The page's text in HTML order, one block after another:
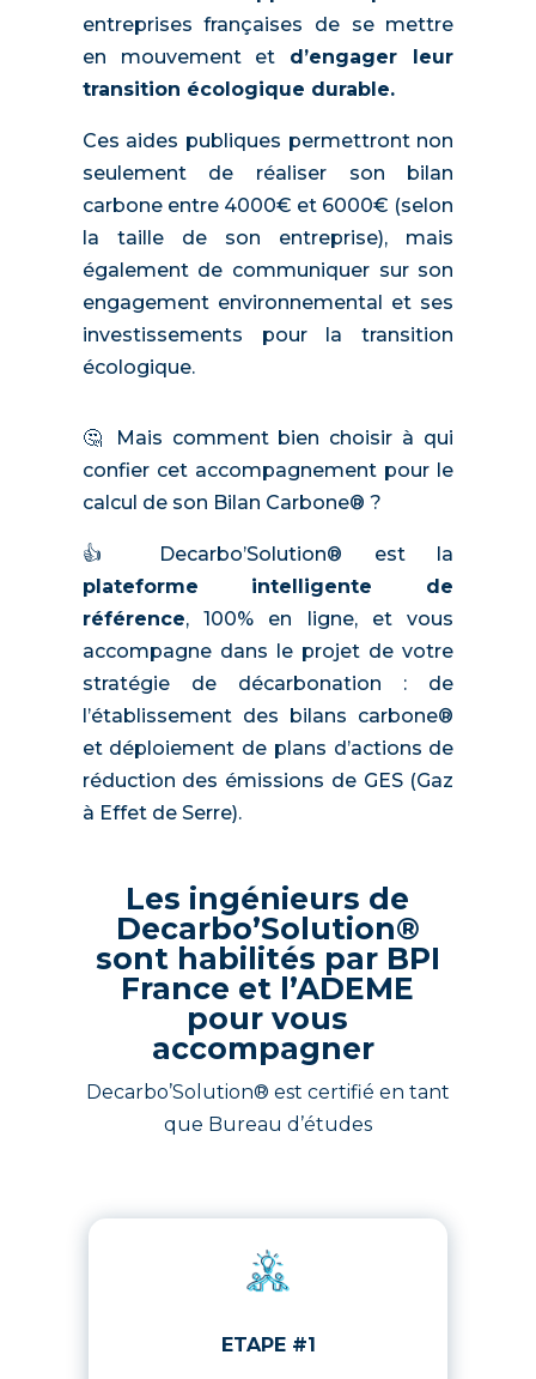
entreprises françaises de se mettre
en mouvement et d’engager leur
transition écologique durable.‍
Ces aides publiques permettront non
seulement de réaliser son bilan
carbone entre 4000€ et 6000€ (selon
la taille de son entreprise), mais
également de communiquer sur son
engagement environnemental et ses
investissements pour la transition
écologique.
🤔 Mais comment bien choisir à qui
confier cet accompagnement pour le
calcul de son Bilan Carbone® ?
👍 Decarbo’Solution® est la
plateforme intelligente de
référence, 100% en ligne, et vous
accompagne dans le projet de votre
stratégie de décarbonation : de
l’établissement des bilans carbone®
et déploiement de plans d’actions de
réduction des émissions de GES (Gaz
à Effet de Serre).
Les ingénieurs de
Decarbo’Solution®
sont habilités par BPI
France et l’ADEME
pour vous
accompagner
Decarbo’Solution® est certifié en tant
que Bureau d’études
ETAPE #1